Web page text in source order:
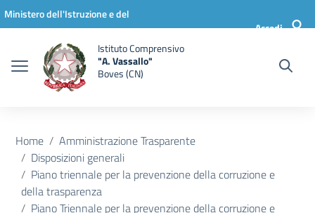
Vai ai contenuti
Vai al menu di navigazione
Vai al footer
Ministero dell'Istruzione e del
Accedi
Istituto Comprensivo
"A. Vassallo"
Boves (CN)
Home
Amministrazione Trasparente
Disposizioni generali
Piano triennale per la prevenzione della corruzione e
della trasparenza
Piano Triennale per la prevenzione della corruzione e